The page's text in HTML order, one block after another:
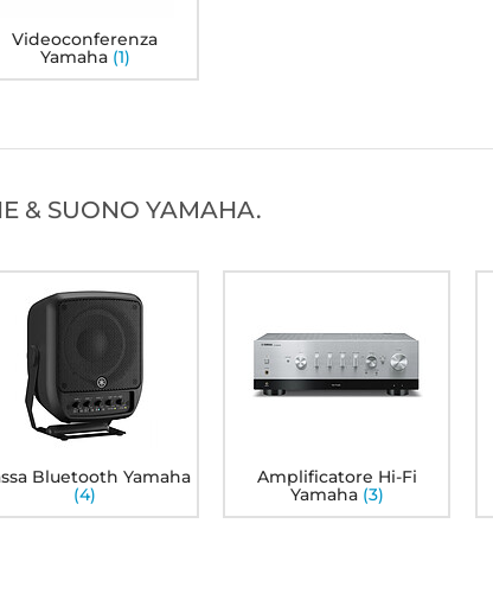
NS-SW100 Nero Yamaha RX-V4A Nero
Videoconferenza
Yamaha (1)
& SUONO YAMAHA.
Bluetooth Yamaha
(4)
Amplificatore Hi-Fi
Yamaha (3)